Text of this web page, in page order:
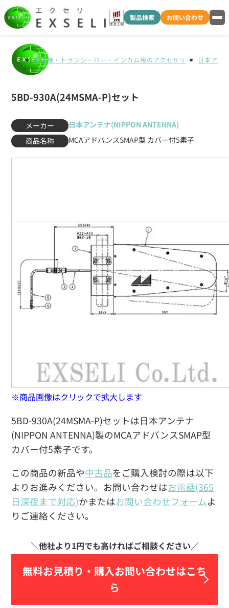
製品検索 お問い合わせ
無線機・トランシーバー・インカム用のアクセサリ 日本アン
5BD-930A(24MSMA-P)セット
メーカー
日本アンテナ(NIPPON ANTENNA)
商品名称
MCAアドバンスSMAP型 カバー付5素子
5BD-930A(24MSMA-P)セットは日本アンテナ
(NIPPON ANTENNA)製のMCAアドバンスSMAP型
カバー付5素子です。
この商品の新品や中古品をご購入検討の際は以下
よりお進みください。お問い合わせはお電話(365
日深夜まで対応)かまたはお問い合わせフォームよ
りご連絡ください。
無料お見積り・ 購入お問い合わせはこち
ら
※商品画像はクリックで拡大します